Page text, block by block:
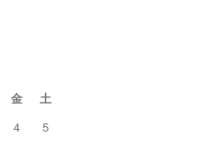
金
土
4
5